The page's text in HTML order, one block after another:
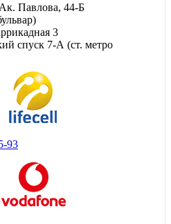
Павлова, 44-Б
3
спуск 7-А (ст. метро
93